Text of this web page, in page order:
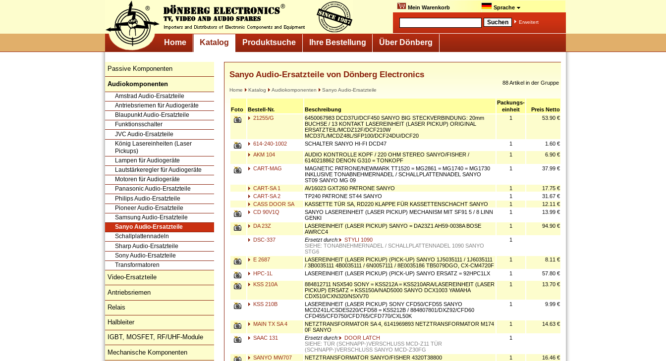
Mein Warenkorb Sprache
Erweitert
Home Katalog Produktsuche Ihre Bestellung Über Dönberg
Passive Komponenten
Audiokomponenten
Amstrad Audio-Ersatzteile
Antriebsriemen für Audiogeräte
Blaupunkt Audio-Ersatzteile
Funktionsschalter
JVC Audio-Ersatzteile
König Lasereinheiten (Laser
Pickups)
Lampen für Audiogeräte
Lautstärkeregler für Audiogeräte
Motoren für Audiogeräte
Panasonic Audio-Ersatzteile
Philips Audio-Ersatzteile
Pioneer Audio-Ersatzteile
Samsung Audio-Ersatzteile
Sanyo Audio-Ersatzteile
Schallplattennadeln
Sharp Audio-Ersatzteile
Sony Audio-Ersatzteile
Transformatoren
Video-Ersatzteile
Antriebsriemen
Relais
Halbleiter
IGBT, MOSFET, RF/UHF-Module
Mechanische Komponenten
Sanyo Audio-Ersatzteile von Dönberg Electronics
Home Katalog Audiokomponenten Sanyo Audio-Ersatzteile
88 Artikel in der Gruppe
Foto Bestell-Nr. Beschreibung
Packungs-
einheit
Preis Netto
21255/G
6450067983 DCD37U/DCF450 SANYO BIG STECKVERBINDUNG: 20mm
BUCHSE / 13 KONTAKT LASEREINHEIT (LASER PICKUP) ORIGINAL
ERSATZTEIL/MCDZ12F/DCF210W
MCD37L/MCDZ48L/SFP100/DCF24DU/DCF20
1 53.90 €
614-240-1002 SCHALTER SANYO HI-FI DCD47 1
1.60 €
AKM 104
AUDIO KONTROLLE KOPF / 220 OHM STEREO SANYO/FISHER /
6140218862 DENON G310 = TONKOPF
1 6.90 €
CART-MAG
MAGNETIC PATRONE/NEWMARK TT1520 = MG2861 = MG1740 = MG1730
INKLUSIVE TONABNEHMERNADEL / SCHALLPLATTENNADEL SANYO
ST09 SANYO MG 09
1 37.99 €
CART-SA 1 AV16023 GXT260 PATRONE SANYO 1
17.75 €
CART-SA 2
TP240 PATRONE ST44 SANYO 1
31.67 €
CASS DOOR SA
KASSETTE TÜR SA, RD220 KLAPPE FÜR KASSETTENSCHACHT SANYO 1
12.11 €
CD 90V1Q
SANYO LASEREINHEIT (LASER PICKUP) MECHANISM MIT SF91 5 / 8 LINN
GENKI
1 13.99 €
DA 23Z
LASEREINHEIT (LASER PICKUP) SANYO = DA23Z1 AH59-0038A BOSE
AWRCC4
1 94.90 €
DSC-337 Ersetzt durch:
STYLI 1090
SIEHE: TONABNEHMERNADEL / SCHALLPLATTENNADEL 1090 SANYO
STG6
1
E 2687
LASEREINHEIT (LASER PICKUP) (PICK-UP) SANYO 1J5035111 / 1J6035111
/ 3B0035111 4B0035111 / 6N0057111 / 8E0035186 TB5079DGO, CX-CM4720F
1 8.11 €
HPC-1L LASEREINHEIT (LASER PICKUP) (PICK-UP) SANYO ERSATZ = 92HPC1LX 1
57.80 €
KSS 210A
884812711 NSX540 SONY = KSS212A = KSS210ARA/LASEREINHEIT (LASER
PICKUP) ERSATZ = KSS150A/NAD5000 SANYO DCX1003 YAMAHA
CDX510/CXN320/NSXV70
1 13.70 €
KSS 210B
LASEREINHEIT (LASER PICKUP) SONY CFD50/CFD55 SANYO
MCDZ41L/CSDES220/CFD58 = KSS212B / 884807801/DXZ92/CFD60
CFD455/CFD750/CFD765/CFD770/CXL50K
1 9.99 €
MAIN TX SA 4
NETZTRANSFORMATOR SA 4, 6141969893 NETZTRANSFORMATOR M174
0F SANYO
1 14.63 €
SAAC 131 Ersetzt durch:
DOOR LATCH
SIEHE: TÜR (SCHNAPP-)VERSCHLUSS MCD-Z11 TÜR
(SCHNAPP-)VERSCHLUSS SANYO MCD-Z30FG
1
SANYO MW707 NETZTRANSFORMATOR SANYO/FISHER 4320T38800 1
16.46 €